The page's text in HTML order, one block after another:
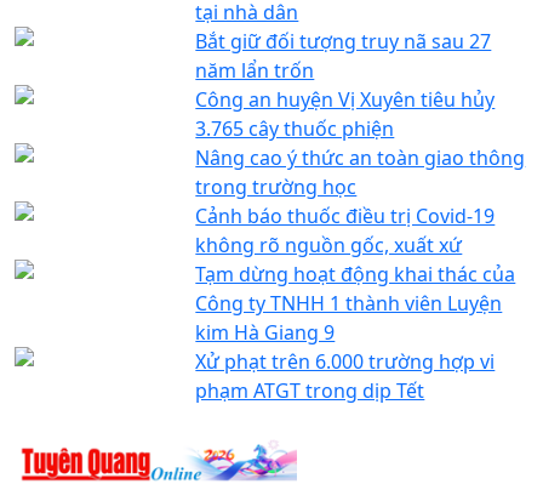
tại nhà dân
Bắt giữ đối tượng truy nã sau 27
năm lẩn trốn
Công an huyện Vị Xuyên tiêu hủy
3.765 cây thuốc phiện
Nâng cao ý thức an toàn giao thông
trong trường học
Cảnh báo thuốc điều trị Covid-19
không rõ nguồn gốc, xuất xứ
Tạm dừng hoạt động khai thác của
Công ty TNHH 1 thành viên Luyện
kim Hà Giang 9
Xử phạt trên 6.000 trường hợp vi
phạm ATGT trong dịp Tết